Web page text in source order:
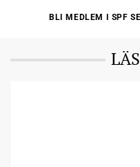
distriktsstyrelsen.
regionrådet Jonas Karlsson.
BLI MEDLEM I SPF